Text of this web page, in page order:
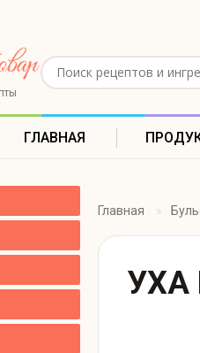
Поиск рецептов
ГЛАВНАЯ
Главная
УХА